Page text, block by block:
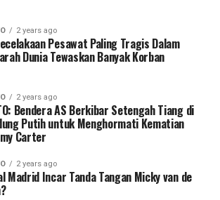
2 years ago
Pesawat Paling Tragis Dalam
Dunia Tewaskan Banyak Korban
2 years ago
Bendera AS Berkibar Setengah Tiang di
Putih untuk Menghormati Kematian
Carter
2 years ago
Madrid Incar Tanda Tangan Micky van de